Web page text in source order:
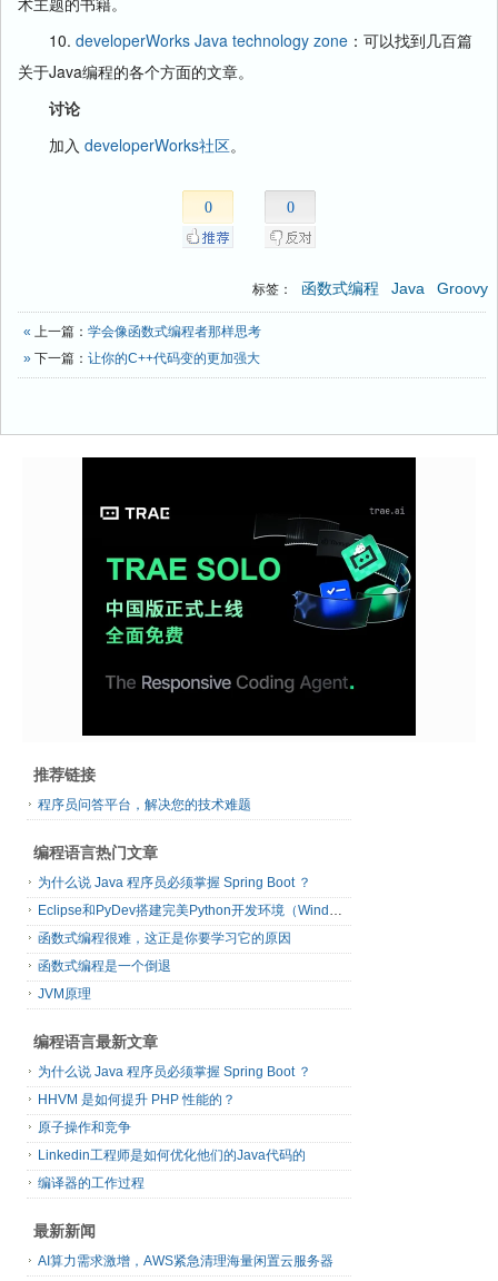
10. developerWorks Java technology zone ：可以找到几百篇
关于Java编程的各个方面的文章。
讨论
加入 developerWorks社区。
0 0
标签： 函数式编程 Java Groovy
« 上一篇： 学会像函数式编程者那样思考
» 下一篇： 让你的C++代码变的更加强大
推荐链接
程序员问答平台，解决您的技术难题
编程语言热门文章
为什么说 Java 程序员必须掌握 Spring Boot ？
Eclipse和PyDev搭建完美Python开发环境（Windows篇）
函数式编程很难，这正是你要学习它的原因
函数式编程是一个倒退
JVM原理
编程语言最新文章
为什么说 Java 程序员必须掌握 Spring Boot ？
HHVM 是如何提升 PHP 性能的？
原子操作和竞争
Linkedin工程师是如何优化他们的Java代码的
编译器的工作过程
最新新闻
AI算力需求激增，AWS紧急清理海量闲置云服务器